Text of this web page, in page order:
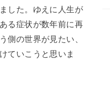
した。ゆえに人生が
る症状が数年前に再
側の世界が見たい、
ていこうと思いま